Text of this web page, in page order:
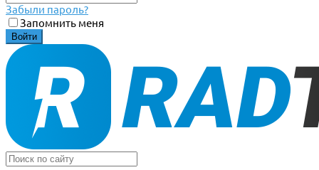
Забыли пароль?
Запомнить меня